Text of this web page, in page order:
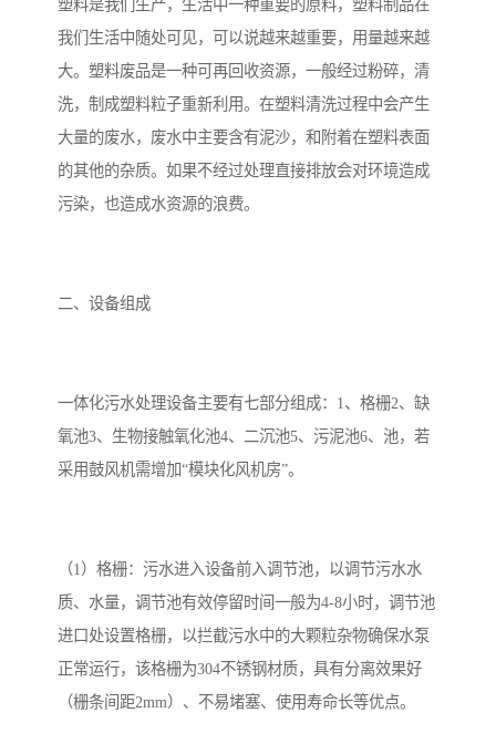
塑料是我们生产，生活中一种重要的原料，塑料制品在
我们生活中随处可见，可以说越来越重要，用量越来越
大。塑料废品是一种可再回收资源，一般经过粉碎，清
洗，制成塑料粒子重新利用。在塑料清洗过程中会产生
大量的废水，废水中主要含有泥沙，和附着在塑料表面
的其他的杂质。如果不经过处理直接排放会对环境造成
污染，也造成水资源的浪费。
二、设备组成
一体化污水处理设备主要有七部分组成：1、格栅2、缺
氧池3、生物接触氧化池4、二沉池5、污泥池6、池，若
采用鼓风机需增加“模块化风机房”。
（1）格栅：污水进入设备前入调节池，以调节污水水
质、水量，调节池有效停留时间一般为4-8小时，调节池
进口处设置格栅，以拦截污水中的大颗粒杂物确保水泵
正常运行，该格栅为304不锈钢材质，具有分离效果好
（栅条间距2mm）、不易堵塞、使用寿命长等优点。
备
汽车污水处理设备 你猜生活污水处理设备
农村生活污水处理设备 玻璃钢污水处理设备
生活污水处理设备
风景区生活一体化设备